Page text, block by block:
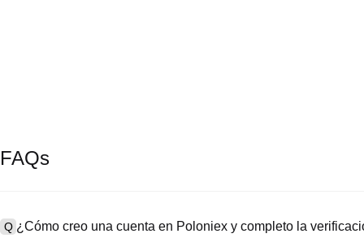
FAQs
Q ¿Cómo creo una cuenta en Poloniex y completo la